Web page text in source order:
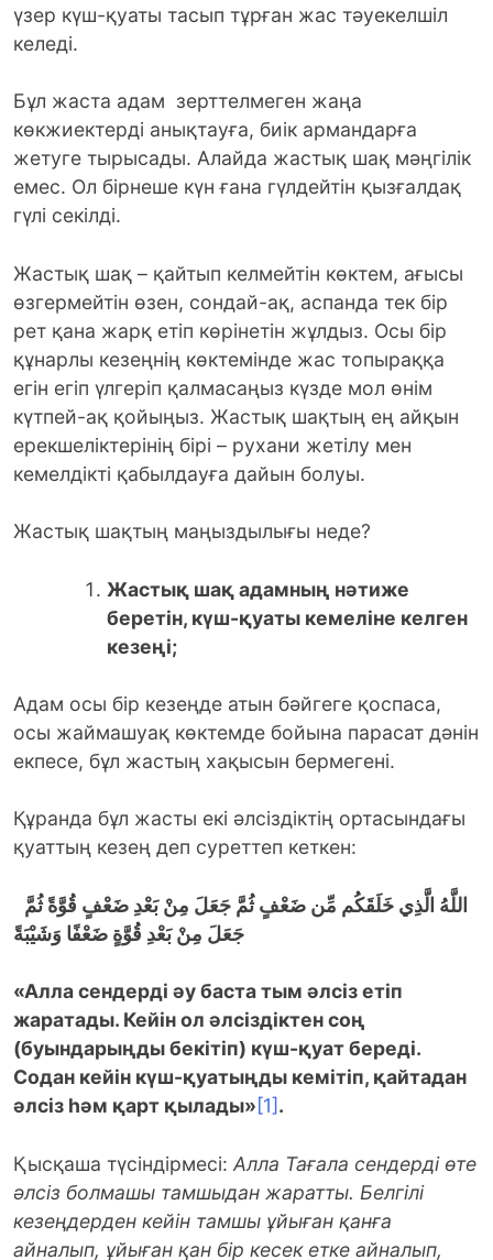
үзер күш-қуаты тасып тұрған жас тәуекелшіл
келеді.
Бұл жаста адам зерттелмеген жаңа
көкжиектерді анықтауға, биік армандарға
жетуге тырысады. Алайда жастық шақ мәңгілік
емес. Ол бірнеше күн ғана гүлдейтін қызғалдақ
гүлі секілді.
Жастық шақ – қайтып келмейтін көктем, ағысы
өзгермейтін өзен, сондай-ақ, аспанда тек бір
рет қана жарқ етіп көрінетін жұлдыз. Осы бір
құнарлы кезеңнің көктемінде жас топыраққа
егін егіп үлгеріп қалмасаңыз күзде мол өнім
күтпей-ақ қойыңыз. Жастық шақтың ең айқын
ерекшеліктерінің бірі – рухани жетілу мен
кемелдікті қабылдауға дайын болуы.
Жастық шақтың маңыздылығы неде?
Жастық шақ адамның нәтиже
беретін, күш-қуаты кемеліне келген
кезеңі;
Адам осы бір кезеңде атын бәйгеге қоспаса,
осы жаймашуақ көктемде бойына парасат дәнін
екпесе, бұл жастың хақысын бермегені.
Құранда бұл жасты екі әлсіздіктің ортасындағы
қуаттың кезең деп суреттеп кеткен:
اللَّهُ الَّذِي خَلَقَكُم مِّن ضَعْفٍ ثُمَّ جَعَلَ مِنْ بَعْدِ ضَعْفٍ قُوَّةً ثُمَّ
جَعَلَ مِنْ بَعْدِ قُوَّةٍ ضَعْفًا وَشَيْبَةً
«Алла сендерді әу баста тым әлсіз етіп
жаратады. Кейін ол әлсіздіктен соң
(буындарыңды бекітіп) күш-қуат береді.
Содан кейін күш-қуатыңды кемітіп, қайтадан
әлсіз һәм қарт қылады»[1].
Қысқаша түсіндірмесі: Алла Тағала сендерді өте
әлсіз болмашы тамшыдан жаратты. Белгілі
кезеңдерден кейін тамшы ұйыған қанға
айналып, ұйыған қан бір кесек етке айналып,